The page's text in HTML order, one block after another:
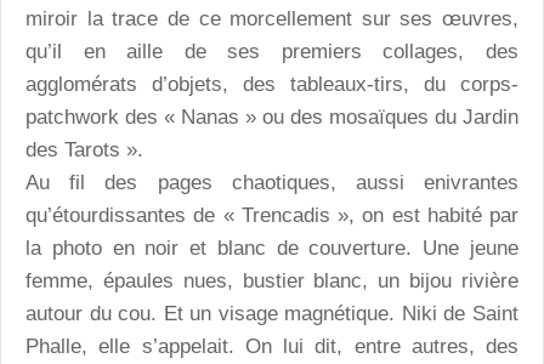
miroir la trace de ce morcellement sur ses œuvres,
qu’il en aille de ses premiers collages, des
agglomérats d’objets, des tableaux-tirs, du corps-
patchwork des « Nanas » ou des mosaïques du Jardin
des Tarots ».
Au fil des pages chaotiques, aussi enivrantes
qu’étourdissantes de « Trencadis », on est habité par
la photo en noir et blanc de couverture. Une jeune
femme, épaules nues, bustier blanc, un bijou rivière
autour du cou. Et un visage magnétique. Niki de Saint
Phalle, elle s’appelait. On lui dit, entre autres, des